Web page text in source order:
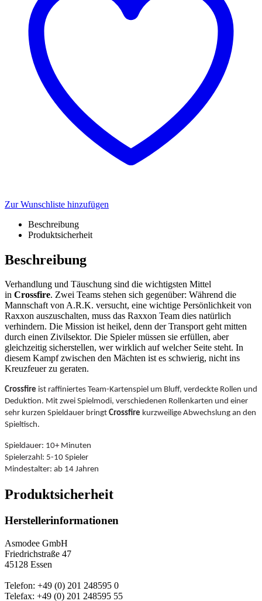
Zur Wunschliste hinzufügen
Beschreibung
Produktsicherheit
Beschreibung
Verhandlung und Täuschung sind die wichtigsten Mittel
in Crossfire. Zwei Teams stehen sich gegenüber: Während die
Mannschaft von A.R.K. versucht, eine wichtige Persönlichkeit von
Raxxon auszuschalten, muss das Raxxon Team dies natürlich
verhindern. Die Mission ist heikel, denn der Transport geht mitten
durch einen Zivilsektor. Die Spieler müssen sie erfüllen, aber
gleichzeitig sicherstellen, wer wirklich auf welcher Seite steht. In
diesem Kampf zwischen den Mächten ist es schwierig, nicht ins
Kreuzfeuer zu geraten.
Crossfire ist raffiniertes Team-Kartenspiel um Bluff, verdeckte Rollen und
Deduktion. Mit zwei Spielmodi, verschiedenen Rollenkarten und einer
sehr kurzen Spieldauer bringt Crossfire kurzweilige Abwechslung an den
Spieltisch.
Spieldauer: 10+ Minuten
Spielerzahl: 5-10 Spieler
Mindestalter: ab 14 Jahren
Produktsicherheit
Herstellerinformationen
Asmodee GmbH
Friedrichstraße 47
45128 Essen
Telefon: +49 (0) 201 248595 0
Telefax: +49 (0) 201 248595 55